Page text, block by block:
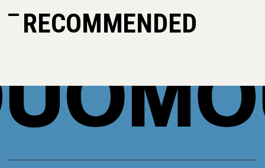
RECOMMENDED